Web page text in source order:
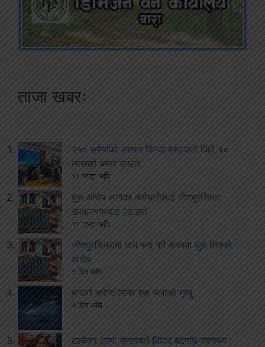
ताजा खबरः
२५० रुपैयाँको सामान किन्दा ग्राहकले जिते १०
लाखको बम्पर उपहार
११ घण्टा अघि
घुस आरोप लागेका कर्मचारीलाई जीतपुरसिमरा
उपमहानगरबाट हटाइयो
११ घण्टा अघि
जीतपुरसिमरामा पान बन्द गर्ने क्रममा घुस लिएको
आरोप
१ दिन अघि
बारामा करेन्ट लागेर एक जनाको मृत्यु
१ दिन अघि
ढल्केबर ट्रमा सेन्टरबारे विवाद बढेपछि स्वास्थ्य